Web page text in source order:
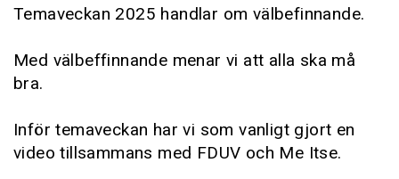
Temaveckan 2025 handlar om välbefinnande.
Med välbeffinnande menar vi att alla ska må
bra.
Inför temaveckan har vi som vanligt gjort en
video tillsammans med FDUV och Me Itse.